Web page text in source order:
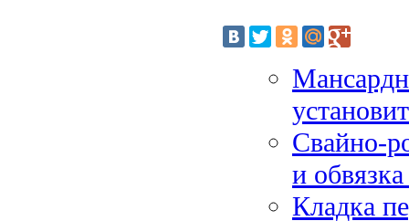
Свайно-
и
Кладка